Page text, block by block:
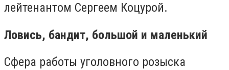
лейтенантом Сергеем Коцурой.
Ловись, бандит, большой и маленький
Сфера работы уголовного розыска